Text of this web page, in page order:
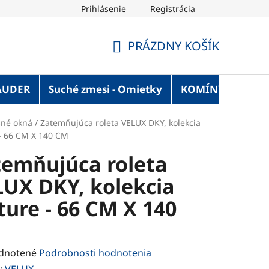
Strechaonline.sk - informácie z prvej ruky
Prihlásenie Registrácia
KOŠÍK
PRÁZDNY KOŠÍK
Suché zmesi - Omietky KOMÍNY
okná / Zatemňujúca roleta VELUX DKY, kolekcia
CM X 140 CM
roleta
DKY, kolekcia
- 66 CM X 140
Podrobnosti hodnotenia